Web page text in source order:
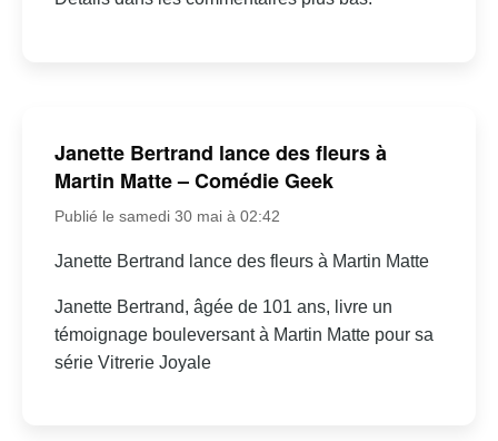
Janette Bertrand lance des fleurs à
Martin Matte – Comédie Geek
Publié le samedi 30 mai à 02:42
Janette Bertrand lance des fleurs à Martin Matte
Janette Bertrand, âgée de 101 ans, livre un
témoignage bouleversant à Martin Matte pour sa
série Vitrerie Joyale